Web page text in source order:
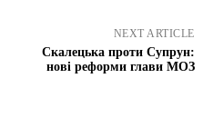
NEXT ARTICLE
Скалецька проти Супрун:
нові реформи глави МОЗ